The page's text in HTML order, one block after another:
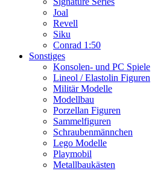
Joal
Revell
Siku
Conrad 1:50
Sonstiges
Konsolen- und PC Spiele
Lineol / Elastolin Figuren
Militär Modelle
Modellbau
Porzellan Figuren
Sammelfiguren
Schraubenmännchen
Lego Modelle
Playmobil
Metallbaukästen